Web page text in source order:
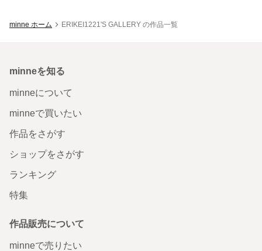
minne ホーム ERIKEI1221'S GALLERY の作品一覧
minneを知る
minneについて
minneで買いたい
作品をさがす
ショップをさがす
ランキング
特集
作品販売について
minneで売りたい